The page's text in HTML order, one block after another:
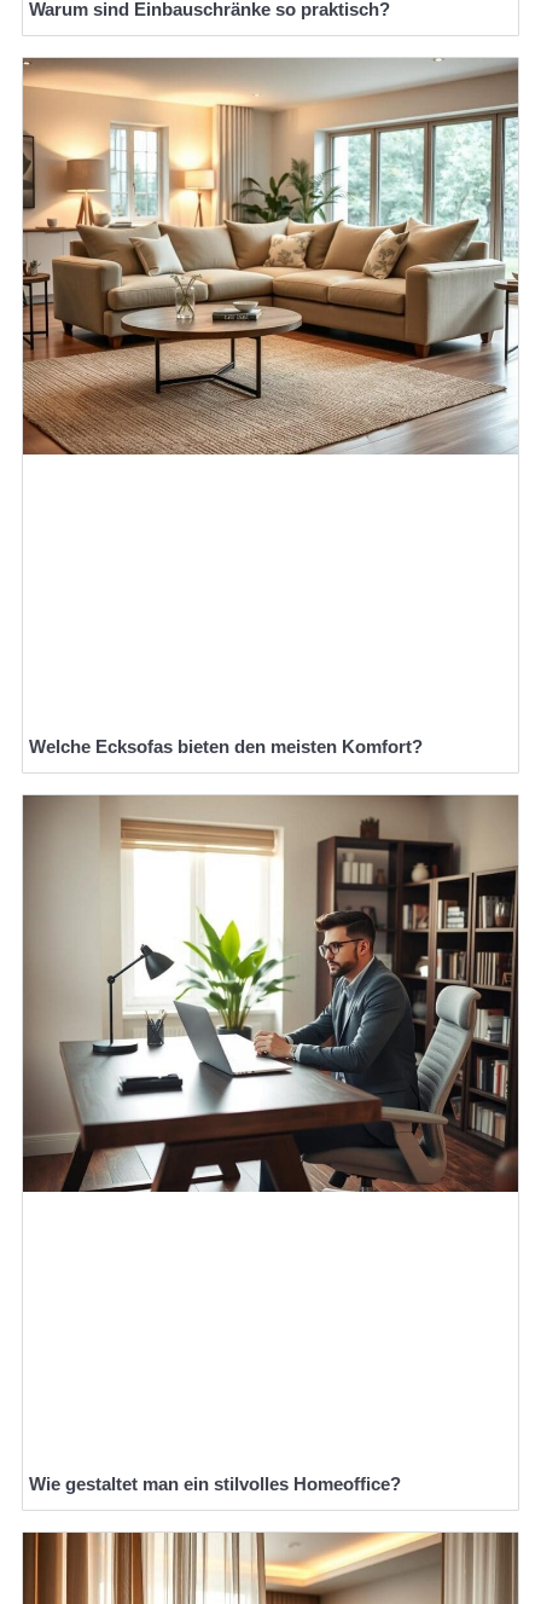
Warum sind Einbauschränke so praktisch?
Welche Ecksofas bieten den meisten Komfort?
Wie gestaltet man ein stilvolles Homeoffice?